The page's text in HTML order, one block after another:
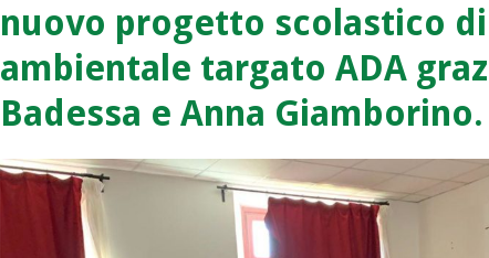
nuovo progetto scolastico
ambientale targato ADA
Badessa e Anna Giamborino.